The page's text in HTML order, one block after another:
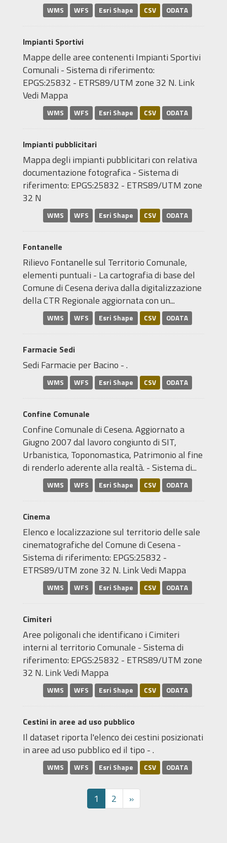
WMS WFS Esri Shape CSV ODATA
Impianti Sportivi
Mappe delle aree contenenti Impianti Sportivi
Comunali - Sistema di riferimento:
EPGS:25832 - ETRS89/UTM zone 32 N. Link
Vedi Mappa
WMS WFS Esri Shape CSV ODATA
Impianti pubblicitari
Mappa degli impianti pubblicitari con relativa
documentazione fotografica - Sistema di
riferimento: EPGS:25832 - ETRS89/UTM zone
32 N
WMS WFS Esri Shape CSV ODATA
Fontanelle
Rilievo Fontanelle sul Territorio Comunale,
elementi puntuali - La cartografia di base del
Comune di Cesena deriva dalla digitalizzazione
della CTR Regionale aggiornata con un...
WMS WFS Esri Shape CSV ODATA
Farmacie Sedi
Sedi Farmacie per Bacino - .
WMS WFS Esri Shape CSV ODATA
Confine Comunale
Confine Comunale di Cesena. Aggiornato a
Giugno 2007 dal lavoro congiunto di SIT,
Urbanistica, Toponomastica, Patrimonio al fine
di renderlo aderente alla realtà. - Sistema di...
WMS WFS Esri Shape CSV ODATA
Cinema
Elenco e localizzazione sul territorio delle sale
cinematografiche del Comune di Cesena -
Sistema di riferimento: EPGS:25832 -
ETRS89/UTM zone 32 N. Link Vedi Mappa
WMS WFS Esri Shape CSV ODATA
Cimiteri
Aree poligonali che identificano i Cimiteri
interni al territorio Comunale - Sistema di
riferimento: EPGS:25832 - ETRS89/UTM zone
32 N. Link Vedi Mappa
WMS WFS Esri Shape CSV ODATA
Cestini in aree ad uso pubblico
Il dataset riporta l'elenco dei cestini posizionati
in aree ad uso pubblico ed il tipo - .
WMS WFS Esri Shape CSV ODATA
1 2 »